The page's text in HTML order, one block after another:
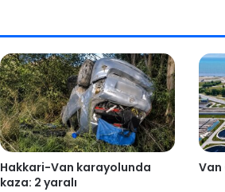
Hakkari-Van karayolunda
kaza: 2 yaralı
Van